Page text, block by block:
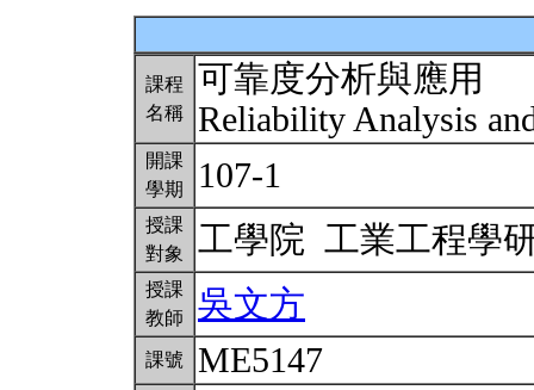
課程
名稱
可靠度分析與應用
Reliability Analysis
開課
學期
107-1
授課
對象
工學院 工業工程學
授課
教師
吳文方
課號 ME5147